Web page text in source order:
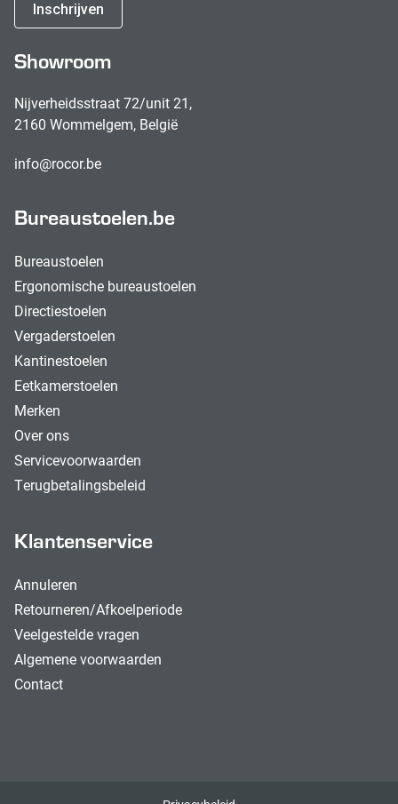
Inschrijven
Showroom
Nijverheidsstraat 72/unit 21,
2160 Wommelgem, België
info@rocor.be
Bureaustoelen.be
Bureaustoelen
Ergonomische bureaustoelen
Directiestoelen
Vergaderstoelen
Kantinestoelen
Eetkamerstoelen
Merken
Over ons
Servicevoorwaarden
Terugbetalingsbeleid
Klantenservice
Annuleren
Retourneren/Afkoelperiode
Veelgestelde vragen
Algemene voorwaarden
Contact